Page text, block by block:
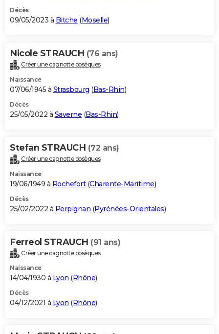
Décès
09/05/2023 à Bitche (Moselle)
Nicole STRAUCH (76 ans)
Créer une cagnotte obsèques
Naissance
07/06/1945 à Strasbourg (Bas-Rhin)
Décès
25/05/2022 à Saverne (Bas-Rhin)
Stefan STRAUCH (72 ans)
Créer une cagnotte obsèques
Naissance
19/06/1949 à Rochefort(Charente-Maritime)
Décès
25/02/2022 à Perpignan (Pyrénées-Orientales)
Ferreol STRAUCH (91 ans)
Créer une cagnotte obsèques
Naissance
14/04/1930 à Lyon (Rhône)
Décès
04/12/2021 à Lyon (Rhône)